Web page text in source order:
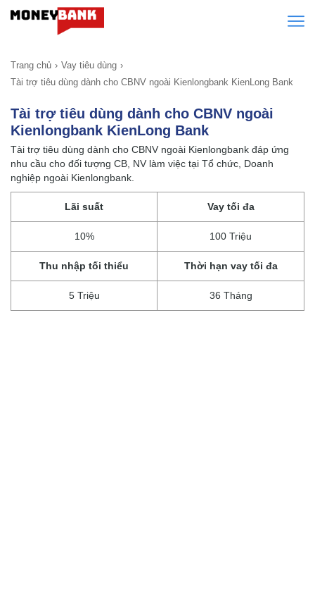
Trang chủ
Vay tiêu dùng
Tài trợ tiêu dùng dành cho CBNV ngoài Kienlongbank KienLong Bank
Tài trợ tiêu dùng dành cho CBNV ngoài
Kienlongbank KienLong Bank
Tài trợ tiêu dùng dành cho CBNV ngoài Kienlongbank đáp ứng
nhu cầu cho đối tượng CB, NV làm việc tại Tổ chức, Doanh
nghiệp ngoài Kienlongbank.
Lãi suất
10%
Vay tối đa
100 Triệu
Thu nhập tối thiểu
5 Triệu
Thời hạn vay tối đa
36 Tháng